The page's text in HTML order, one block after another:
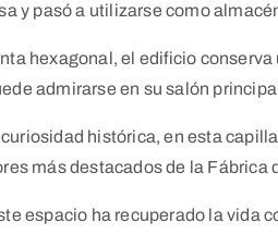
y pasó a utilizarse como
hexagonal, el edificio
admirarse en su salón
histórica, en esta
más destacados de la Fábrica
espacio ha recuperado la vida